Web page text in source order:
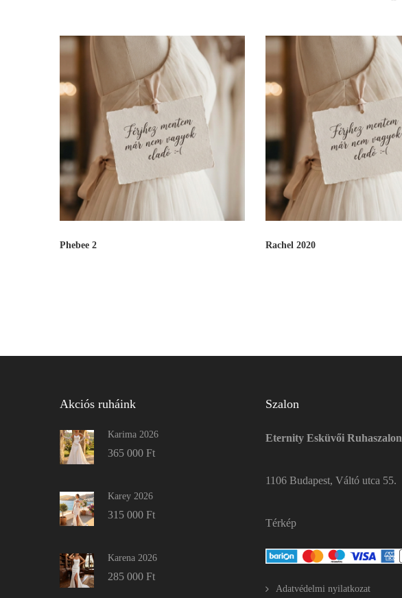
Phebee 2 Rachel 2020
Akciós ruháink
Karima 2026
365 000 Ft
Karey 2026
315 000 Ft
Karena 2026
285 000 Ft
Szalon
Eternity Esküvői Ruhaszalon
1106 Budapest, Váltó utca 55.
Térkép
Adatvédelmi nyilatkozat